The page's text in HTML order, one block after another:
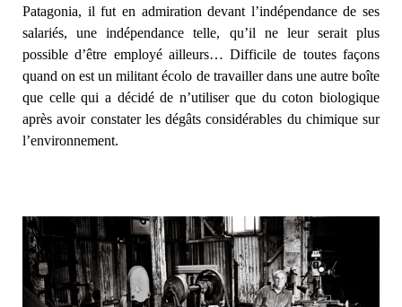
Patagonia, il fut en admiration devant l’indépendance de ses
salariés, une indépendance telle, qu’il ne leur serait plus
possible d’être employé ailleurs… Difficile de toutes façons
quand on est un militant écolo de travailler dans une autre boîte
que celle qui a décidé de n’utiliser que du coton biologique
après avoir constater les dégâts considérables du chimique sur
l’environnement.